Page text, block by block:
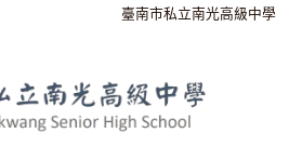
臺南市私立南光高級中學